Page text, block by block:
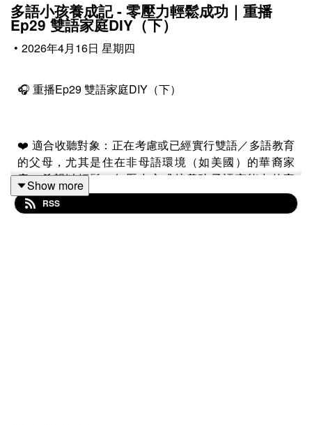
多語小孩養成記 - 零壓力輕鬆成功｜重播
Ep29 雙語家庭DIY（下）
• 2026年4月16日 星期四
🎧 重播Ep29 雙語家庭DIY（下）
❤️ 適合收聽對象：正在考慮或已經實行雙語／多語教育
的父母，尤其是住在非母語環境（如美國）的華裔家
庭。希望以輕鬆、無壓力方式培養孩子語言能力的家
長，避免過度焦慮或強迫學習。
Show more
RSS